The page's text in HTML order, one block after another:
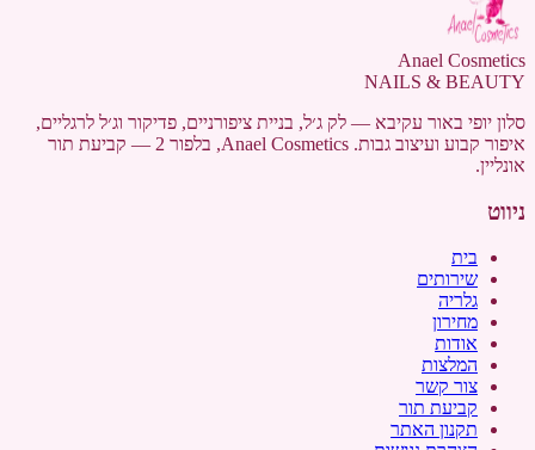
Anael Cosmetics
NAILS & BEAUTY
סלון יופי באור עקיבא — לק ג׳ל, בניית ציפורניים, פדיקור וג׳ל לרגליים,
איפור קבוע ועיצוב גבות. Anael Cosmetics, בלפור 2 — קביעת תור
אונליין.
ניווט
בית
שירותים
גלריה
מחירון
אודות
המלצות
צור קשר
קביעת תור
תקנון האתר